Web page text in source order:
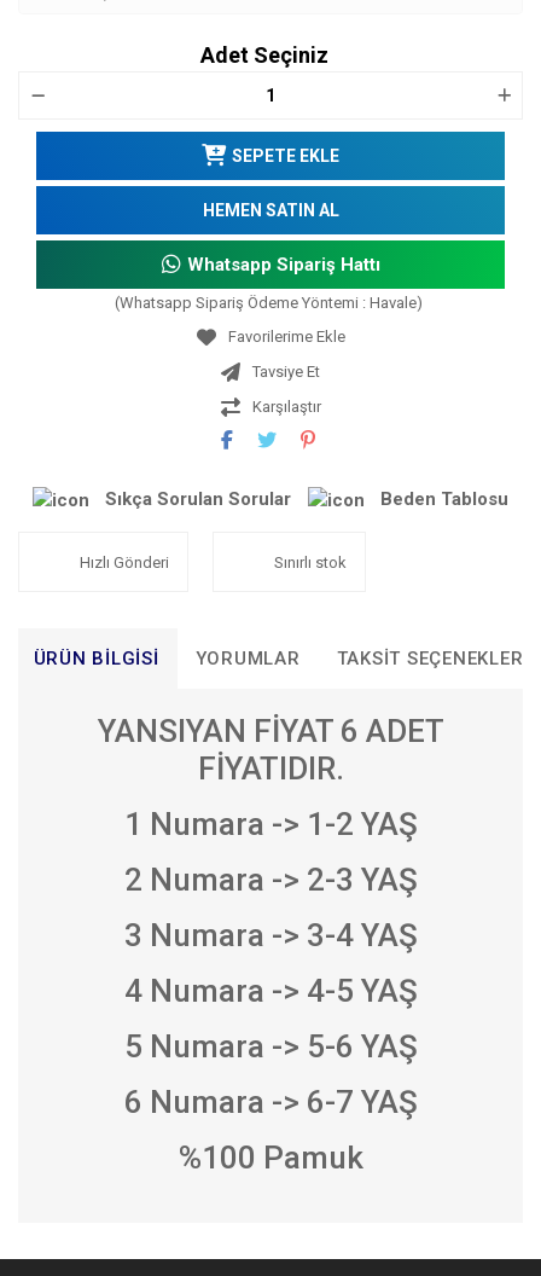
Adet Seçiniz
SEPETE EKLE
HEMEN SATIN AL
Whatsapp Sipariş Hattı
(Whatsapp Sipariş Ödeme Yöntemi : Havale)
Tavsiye Et
Karşılaştır
Sıkça Sorulan Sorular Beden Tablosu
Hızlı Gönderi Sınırlı stok
ÜRÜN BILGISI YORUMLAR TAKSIT SEÇENEKLERI
YANSIYAN FİYAT 6 ADET
FİYATIDIR.
1 Numara -> 1-2 YAŞ
2 Numara -> 2-3 YAŞ
3 Numara -> 3-4 YAŞ
4 Numara -> 4-5 YAŞ
5 Numara -> 5-6 YAŞ
6 Numara -> 6-7 YAŞ
%100 Pamuk
Bu ürünün fiyat bilgisi, resim, ürün açıklamalarında ve diğer